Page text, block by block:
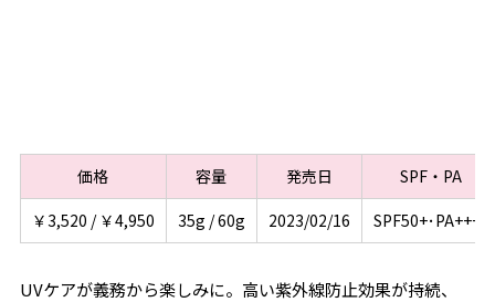
価格 容量 発売日
SPF・PA
￥3,520 / ￥4,950
35g / 60g 2023/02/16 SPF50+･PA++++
UVケアが義務から楽しみに。高い紫外線防止効果が持続、